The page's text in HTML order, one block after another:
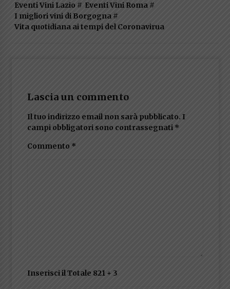
Eventi Vini Lazio # Eventi Vini Roma#
I migliori vini di Borgogna#
Vita quotidiana ai tempi del Coronavirua
Lascia un commento
Il tuo indirizzo email non sarà pubblicato. I
campi obbligatori sono contrassegnati *
Commento *
Inserisci il Totale 821 + 3